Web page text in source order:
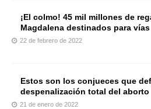
¡El colmo! 45 mil millones de
Magdalena destinados para vías
22 de febrero de 2022
Estos son los conjueces que
despenalización total del aborto
21 de enero de 2022